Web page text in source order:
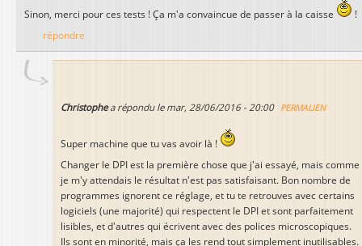
Sinon, merci pour ces tests ! Ça m'a convaincue de passer à la caisse
!
répondre
Christophea répondu le mar, 28/06/2016 - 20:00 PERMALIEN
Super machine que tu vas avoir là !
Changer le DPI est la première chose que j'ai essayé, mais comme
je m'y attendais le résultat n'est pas satisfaisant. Bon nombre de
programmes ignorent ce réglage, et tu te retrouves avec certains
logiciels (une majorité) qui respectent le DPI et sont parfaitement
lisibles, et d'autres qui écrivent avec des polices microscopiques.
Ils sont en minorité, mais ça les rend tout simplement inutilisables.